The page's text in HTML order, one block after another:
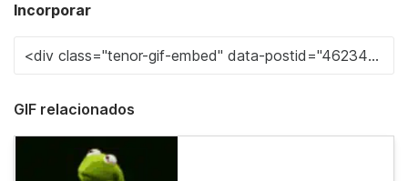
Incorporar
GIF relacionados